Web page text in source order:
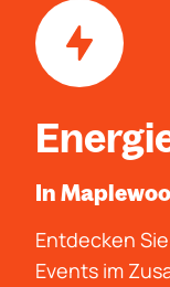
In
Entdecken
Events im